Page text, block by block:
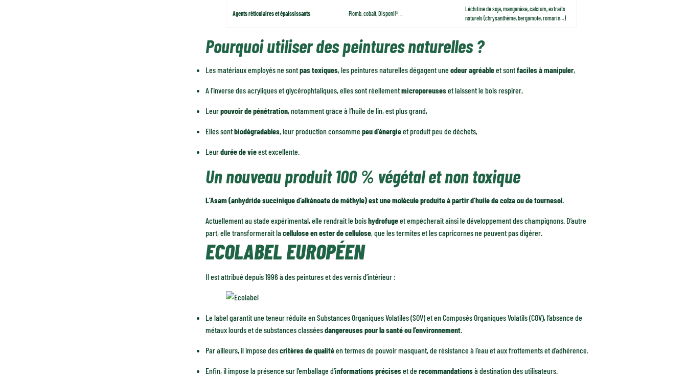
Agents réticulaires et épaississants Plomb, cobalt, Disponil®…
Léchitine de soja, manganèse, calcium, extraits
naturels (chrysanthème, bergamote, romarin…)
Pourquoi utiliser des peintures naturelles ?
Les matériaux employés ne sontpas toxiques, les peintures naturelles dégagent une odeur agréableet sontfaciles à manipuler,
A l’inverse des acryliques et glycérophtaliques, elles sont réellementmicroporeuseset laissent le bois respirer,
Leurpouvoir de pénétration, notamment grâce à l’huile de lin, est plus grand,
Elles sontbiodégradables, leur production consomme peu d’énergieet produit peu de déchets,
Leurdurée de vieest excellente.
Un nouveau produit 100 % végétal et non toxique
L’Asam (anhydride succinique d’alkénoate de méthyle) est une molécule produite à partir d’huile de colza ou de tournesol.
Actuellement au stade expérimental, elle rendrait le boishydrofugeet empêcherait ainsi le développement des champignons. D’autre
part, elle transformerait lacellulose en ester de cellulose, que les termites et les capricornes ne peuvent pas digérer.
ECOLABEL EUROPÉEN
Il est attribué depuis 1996 à des peintures et des vernis d’intérieur :
Le label garantit une teneur réduite en Substances Organiques Volatiles (SOV) et en Composés Organiques Volatils (COV), l’absence de
métaux lourds et de substances classéesdangereuses pour la santé ou l’environnement.
Par ailleurs, il impose descritères de qualitéen termes de pouvoir masquant, de résistance à l’eau et aux frottements et d’adhérence.
Enfin, il impose la présence sur l’emballage d’informations préciseset de recommandationsà destination des utilisateurs.